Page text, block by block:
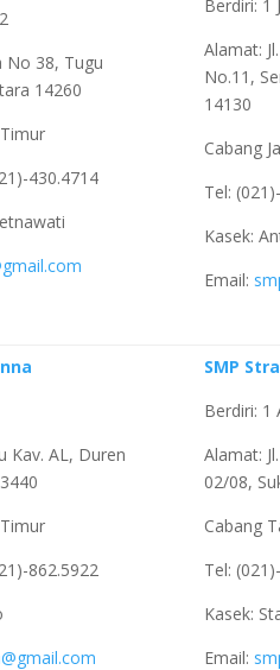
No 38, Tugu
14260
430.4714
Berdiri: 1
Alamat:
No.11,
14130
Cabang
Tel:
Kasek:
Email:
Kav. AL, Duren
862.5922
SMP
Berdiri: 1
Alamat:
02/08,
Cabang
Tel:
Kasek:
Email: